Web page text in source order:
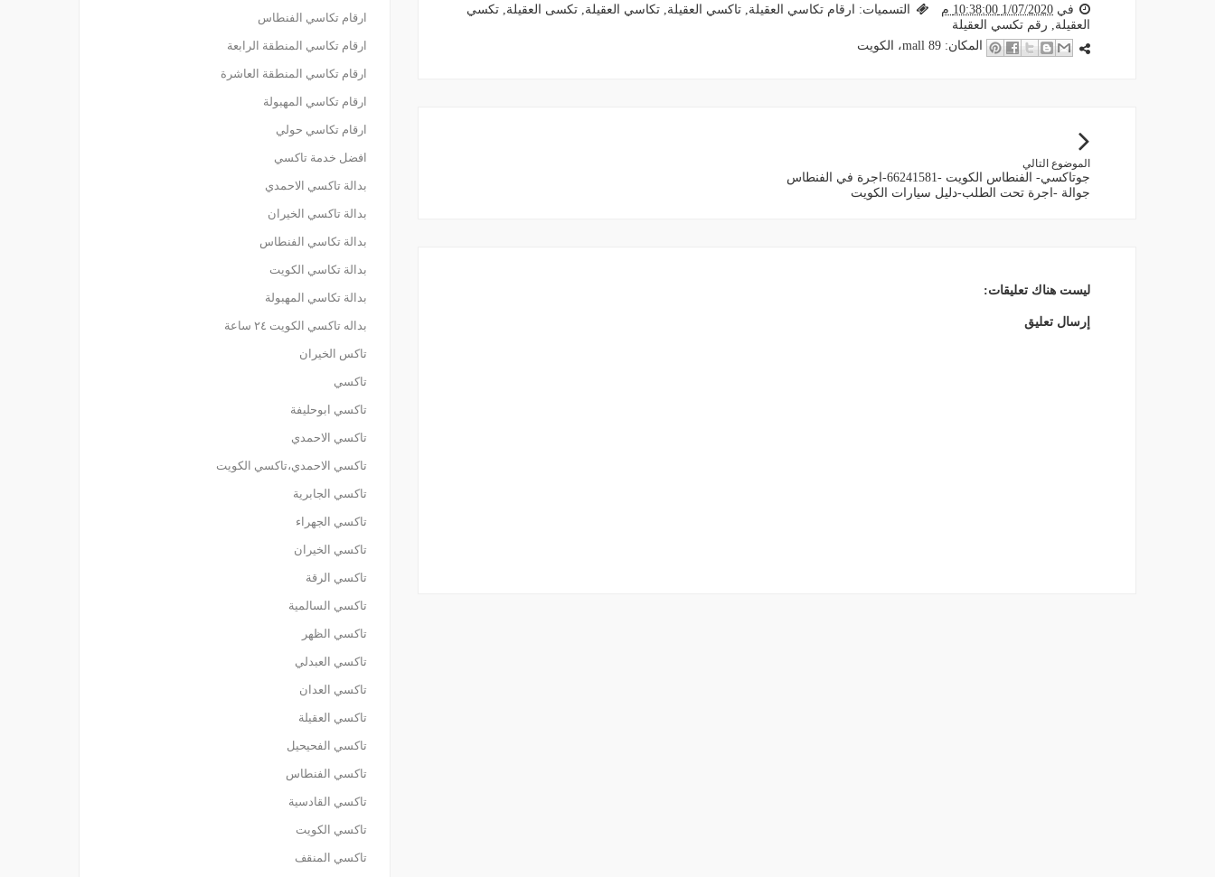
في 1/07/2020 10:38:00 م التسميات: ارقام تكاسي العقيلة, تاكسي العقيلة, تكاسي العقيلة, تكسى العقيلة, تكسي
العقيلة, رقم تكسي العقيلة
المكان: 89 mall، الكويت‎
الموضوع التالي
جوتاكسي- الفنطاس الكويت -66241581-اجرة في الفنطاس
جوالة -اجرة تحت الطلب-دليل سيارات الكويت
ليست هناك تعليقات:
إرسال تعليق
ارقام تكاسي الفنطاس
ارقام تكاسي المنطقة الرابعة
ارقام تكاسي المنطقة العاشرة
ارقام تكاسي المهبولة
ارقام تكاسي حولي
افضل خدمة تاكسي
بدالة تاكسي الاحمدي
بدالة تاكسي الخيران
بدالة تكاسي الفنطاس
بدالة تكاسي الكويت
بدالة تكاسي المهبولة
بداله تاكسي الكويت ٢٤ ساعة
تاكس الخيران
تاكسي
تاكسي ابوحليفة
تاكسي الاحمدي
تاكسي الاحمدي،تاكسي الكويت
تاكسي الجابرية
تاكسي الجهراء
تاكسي الخيران
تاكسي الرقة
تاكسي السالمية
تاكسي الظهر
تاكسي العبدلي
تاكسي العدان
تاكسي العقيلة
تاكسي الفحيحيل
تاكسي الفنطاس
تاكسي القادسية
تاكسي الكويت
تاكسي المنقف